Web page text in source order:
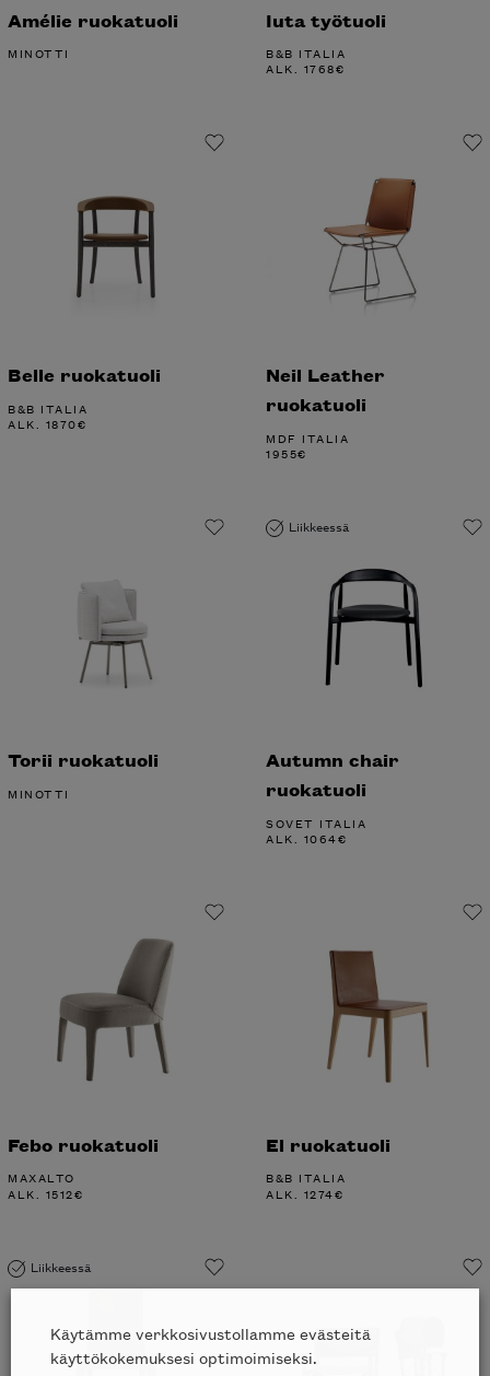
Amélie ruokatuoli
MINOTTI
Iuta työtuoli
B&B ITALIA
ALK. 1768€
Belle ruokatuoli
B&B ITALIA
ALK. 1870€
Neil Leather
ruokatuoli
MDF ITALIA
1955€
Torii ruokatuoli
MINOTTI
Liikkeessä
Autumn chair
ruokatuoli
SOVET ITALIA
ALK. 1064€
Febo ruokatuoli
MAXALTO
ALK. 1512€
El ruokatuoli
B&B ITALIA
ALK. 1274€
Liikkeessä
Käytämme verkkosivustollamme evästeitä
käyttökokemuksesi optimoimiseksi.